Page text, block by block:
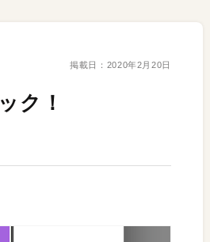
掲載日： 2020年2月20日
ク！